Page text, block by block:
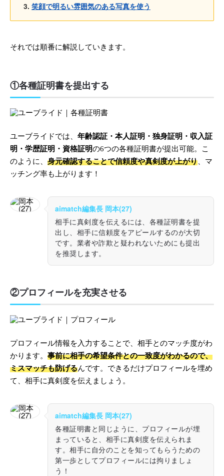
笑顔で明るい雰囲気のある写真を使う
それでは順番に解説していきます。
①各種証明書を提出する
ユーブライドでは、 年齢認証・本人証明・独身証明・収入証
明・学歴証明・資格証明の6つの各種証明書が提出可能。こ
のように、 身元確認することで信頼度や真剣度が上がり 、マ
ッチング率も上がります！
aimatch編集長 岡本(27)
相手に真剣度を伝えるには、各種証明書を提
出し、相手に信頼度をアピールするのが大切
です。業者や詐欺と疑われないためにも提出
を推奨します。
②プロフィールを充実させる
プロフィール情報を入力することで、相手とのマッチ度がわ
かります。 事前に相手の希望条件との一致度がわかるので、
ミスマッチも防げるんです。できるだけプロフィールを埋め
て、相手に真剣度を伝えましょう。
aimatch編集長 岡本(27)
各種証明書と同じように、プロフィールが埋
まっていると、相手に真剣度を伝えられま
す。相手に自分のことを知ってもらうための
第一歩としてプロフィールには拘りましょ
う！